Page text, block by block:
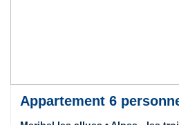
Appartement 6